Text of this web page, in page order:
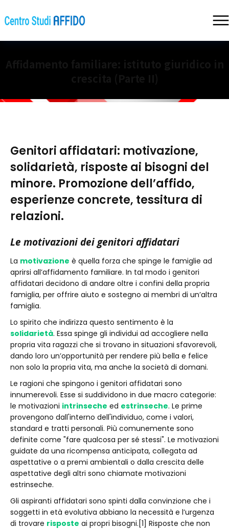
Genitori affidatari: motivazione,
solidarietà, risposte ai bisogni del
minore. Promozione dell’affido,
esperienze concrete, tessitura di
relazioni.
Le motivazioni dei genitori affidatari
La motivazione è quella forza che spinge le famiglie ad
aprirsi all’affidamento familiare. In tal modo i genitori
affidatari decidono di andare oltre i confini della propria
famiglia, per offrire aiuto e sostegno ai membri di un’altra
famiglia.
Lo spirito che indirizza questo sentimento è la
solidarietà. Essa spinge gli individui ad accogliere nella
propria vita ragazzi che si trovano in situazioni sfavorevoli,
dando loro un’opportunità per rendere più bella e felice
non solo la propria vita, ma anche la società di domani.
Le ragioni che spingono i genitori affidatari sono
innumerevoli. Esse si suddividono in due macro categorie:
le motivazioni intrinseche ed estrinseche. Le prime
provengono dall'interno dell'individuo, come i valori,
standard e tratti personali. Più comunemente sono
definite come "fare qualcosa per sé stessi". Le motivazioni
guidate da una ricompensa anticipata, collegata ad
aspettative o a premi ambientali o dalla crescita delle
aspettative degli altri sono chiamate motivazioni
estrinseche.
Gli aspiranti affidatari sono spinti dalla convinzione che i
soggetti in età evolutiva abbiano la necessità e l’urgenza
di trovare risposte ai propri bisogni.[1] Risposte che non